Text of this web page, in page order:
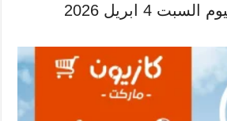
4 ابريل 2026